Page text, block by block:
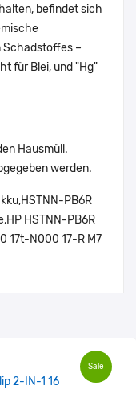
befindet sich
Schadstoffes –
für Blei, und "Hg"
Hausmüll.
werden.
PB6R
HSTNN-PB6R
17t-N000 17-R M7
Sale
2-IN-1 16